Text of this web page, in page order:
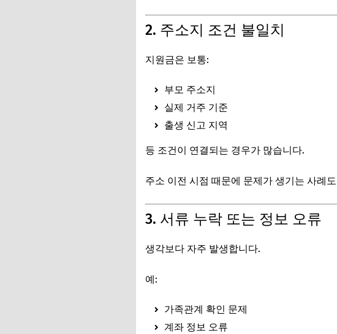
2. 주소지 조건 불일치
지원금은 보통:
부모 주소지
실제 거주 기준
출생 신고 지역
등 조건이 연결되는 경우가 많습니다.
주소 이전 시점 때문에 문제가 생기는 사례
3. 서류 누락 또는 정보 오류
생각보다 자주 발생합니다.
예:
가족관계 확인 문제
계좌 정보 오류